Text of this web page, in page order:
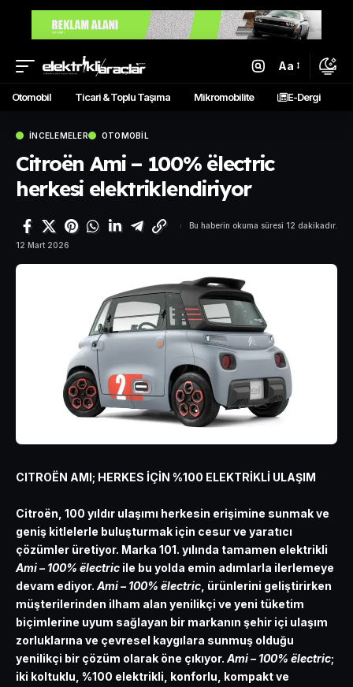
Aa
Otomobil Ticari & Toplu Taşıma Mikromobilite E-Dergi
İNCELEMELER OTOMOBIL
Citroën Ami – 100% ëlectric
herkesi elektriklendiriyor
12 Mart 2026
Bu haberin okuma süresi 12 dakikadır.
CITROËN AMI; HERKES İÇİN %100 ELEKTRİKLİ ULAŞIM
Citroën, 100 yıldır ulaşımı herkesin erişimine sunmak ve
geniş kitlelerle buluşturmak için cesur ve yaratıcı
çözümler üretiyor. Marka 101. yılında tamamen elektrikli
Ami – 100% ëlectric ile bu yolda emin adımlarla ilerlemeye
devam ediyor. Ami – 100% ëlectric , ürünlerini geliştirirken
müşterilerinden ilham alan yenilikçi ve yeni tüketim
biçimlerine uyum sağlayan bir markanın şehir içi ulaşım
zorluklarına ve çevresel kaygılara sunmuş olduğu
yenilikçi bir çözüm olarak öne çıkıyor. Ami – 100% ëlectric;
iki koltuklu, %100 elektrikli, konforlu, kompakt ve